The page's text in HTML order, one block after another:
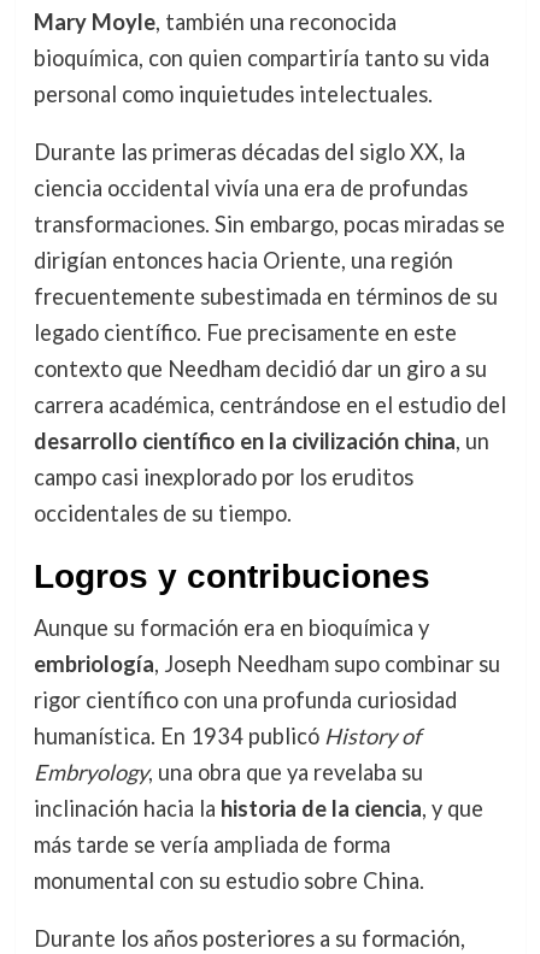
Mary Moyle, también una reconocida
bioquímica, con quien compartiría tanto su vida
personal como inquietudes intelectuales.
Durante las primeras décadas del siglo XX, la
ciencia occidental vivía una era de profundas
transformaciones. Sin embargo, pocas miradas se
dirigían entonces hacia Oriente, una región
frecuentemente subestimada en términos de su
legado científico. Fue precisamente en este
contexto que Needham decidió dar un giro a su
carrera académica, centrándose en el estudio del
desarrollo científico en la civilización china, un
campo casi inexplorado por los eruditos
occidentales de su tiempo.
Logros y contribuciones
Aunque su formación era en bioquímica y
embriología, Joseph Needham supo combinar su
rigor científico con una profunda curiosidad
humanística. En 1934 publicó History of
Embryology, una obra que ya revelaba su
inclinación hacia la historia de la ciencia, y que
más tarde se vería ampliada de forma
monumental con su estudio sobre China.
Durante los años posteriores a su formación,